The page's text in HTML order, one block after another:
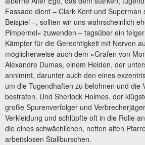
Fassade dient – Clark Kent und
Beispiel –, sollten wir uns wahrscheinlich
Pimpernel« zuwenden – tagsüber ein
Kämpfer für die Gerechtigkeit mit Nerven
möglicherweise auch dem »Grafen von
Alexandre Dumas, einem Helden, der
annimmt, darunter auch den eines
um die Tugendhaften zu belohnen und die
bestrafen. Und Sherlock Holmes, der
große Spurenverfolger und
Verkleidung und schlüpfte oft in die Rolle
die eines schwächlichen, netten alten
arbeitslosen Stallburschen.